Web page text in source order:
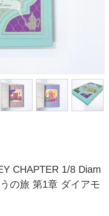
CHAPTER 1/8 Diam
の旅 第1章 ダイアモ